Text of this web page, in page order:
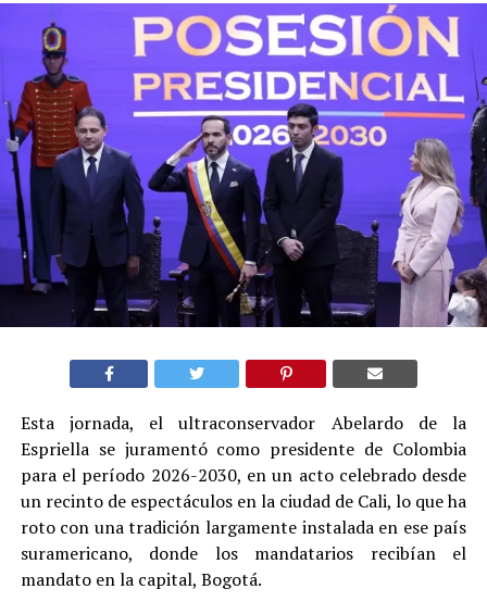
Esta jornada, el ultraconservador Abelardo de la
Espriella se juramentó como presidente de Colombia
para el período 2026-2030, en un acto celebrado desde
un recinto de espectáculos en la ciudad de Cali, lo que ha
roto con una tradición largamente instalada en ese país
suramericano, donde los mandatarios recibían el
mandato en la capital, Bogotá.